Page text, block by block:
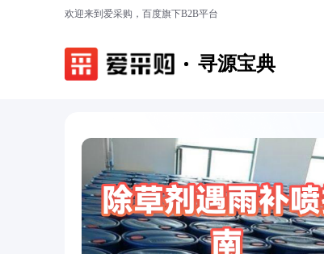
欢迎来到爱采购，百度旗下B2B平台
寻源宝典